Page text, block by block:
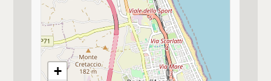
Basculante elettrica
Balcone abitabile
Altri immobili disponibili nel fabbricato
+